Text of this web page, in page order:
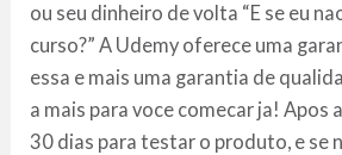
ou seu dinheiro de volta “E se eu
curso?” A Udemy oferece uma
essa e mais uma garantia de
a mais para voce comecar ja! Apos
30 dias para testar o produto, e se